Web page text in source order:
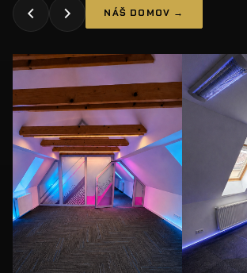
NÁŠ DOMOV →